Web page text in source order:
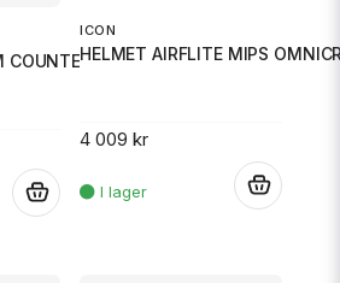
COUNTERSTRIKE M
ICON
HELMET AIRFLITE MIPS
4 009 kr